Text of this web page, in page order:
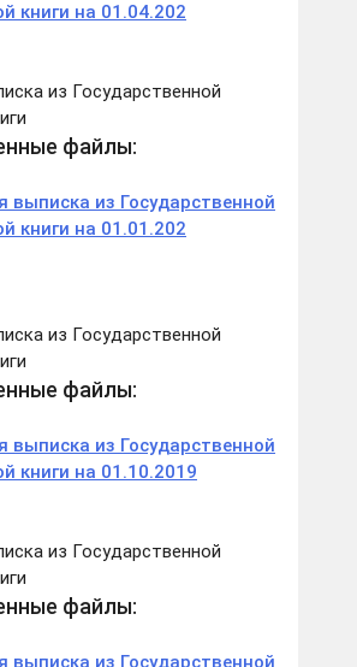
книги на 01.04.202
из Государственной
файлы:
выписка из Государственной
книги на 01.01.202
из Государственной
файлы:
выписка из Государственной
книги на 01.10.2019
из Государственной
файлы:
выписка из Государственной